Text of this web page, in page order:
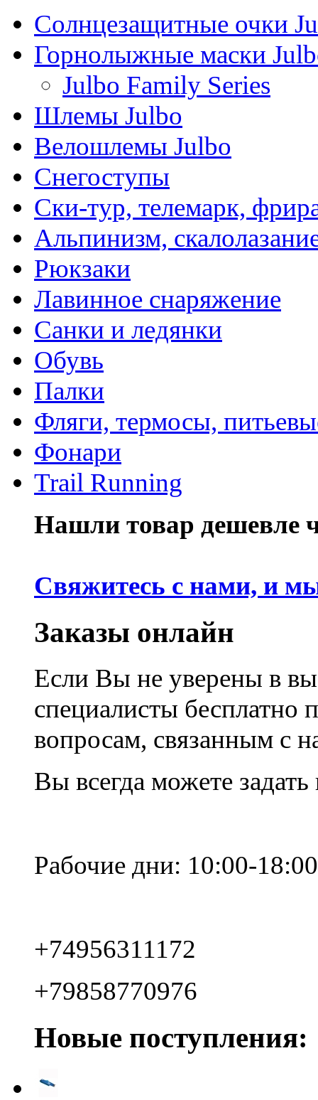
Солнцезащитные очки
Горнолыжные маски
Julbo Family Series
Шлемы Julbo
Велошлемы Julbo
Снегоступы
Ски-тур, телемарк,
Альпинизм,
Рюкзаки
Лавинное снаряжение
Санки и ледянки
Обувь
Палки
Фляги, термосы,
Фонари
Trail Running
Нашли товар дешевле
Свяжитесь с нами, и
Заказы онлайн
Если Вы не уверены в
специалисты
вопросам, связанным с
Вы всегда можете
Рабочие дни: 10:00-18:00
+74956311172
+79858770976
Новые поступления: